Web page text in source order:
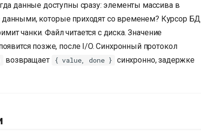
данные доступны сразу: элементы массива в
данными, которые приходят со временем? Курсор БД
чанки. Файл читается с диска. Значение
позже, после I/O. Синхронный протокол
возвращает { value, done }
синхронно, задержке